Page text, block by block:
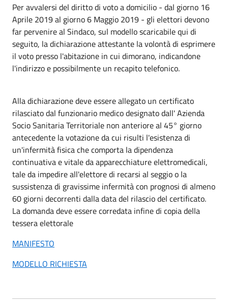
Per avvalersi del diritto di voto a domicilio - dal giorno 16
Aprile 2019 al giorno 6 Maggio 2019 - gli elettori devono
far pervenire al Sindaco, sul modello scaricabile qui di
seguito, la dichiarazione attestante la volontà di esprimere
il voto presso l'abitazione in cui dimorano, indicandone
l'indirizzo e possibilmente un recapito telefonico.
Alla dichiarazione deve essere allegato un certificato
rilasciato dal funzionario medico designato dall' Azienda
Socio Sanitaria Territoriale non anteriore al 45° giorno
antecedente la votazione da cui risulti l'esistenza di
un'infermità fisica che comporta la dipendenza
continuativa e vitale da apparecchiature elettromedicali,
tale da impedire all'elettore di recarsi al seggio o la
sussistenza di gravissime infermità con prognosi di almeno
60 giorni decorrenti dalla data del rilascio del certificato.
La domanda deve essere corredata infine di copia della
tessera elettorale
MANIFESTO
MODELLO RICHIESTA